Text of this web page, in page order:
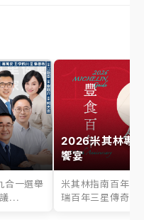
合一選舉
...
2026米其林專
饗宴
米其林指南百年之
瑞百年三星傳奇、